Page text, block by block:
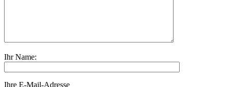
Ihr Name:
Ihre E-Mail-Adresse